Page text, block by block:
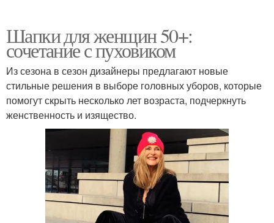
Шапки для женщин 50+:
сочетание с пуховиком
Из сезона в сезон дизайнеры предлагают новые
стильные решения в выборе головных уборов, которые
помогут скрыть несколько лет возраста, подчеркнуть
женственность и изящество.